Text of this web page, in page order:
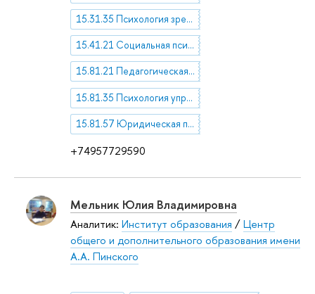
+74957729590
15.31.35 Психология зрелости
15.41.21 Социальная психология личности. Личность и общество. Психология жизненной сферы
15.81.21 Педагогическая психология
15.81.35 Психология управления
15.81.57 Юридическая психология
Мельник Юлия Владимировна
Аналитик: Институт образования /Центр
общего и дополнительного образования имени
А.А. Пинского